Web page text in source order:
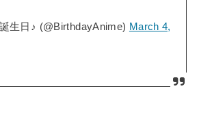
日♪ (@BirthdayAnime) March 4,